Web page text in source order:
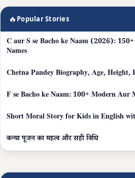
🔥 Popular Stories
C aur S se Bacho ke Naam (2026):
Names
Chetna Pandey Biography, Age,
F se Bacho ke Naam: 100+ Modern Aur
Short Moral Story for Kids in English
कन्या पूजन का महत्व और सही विधि